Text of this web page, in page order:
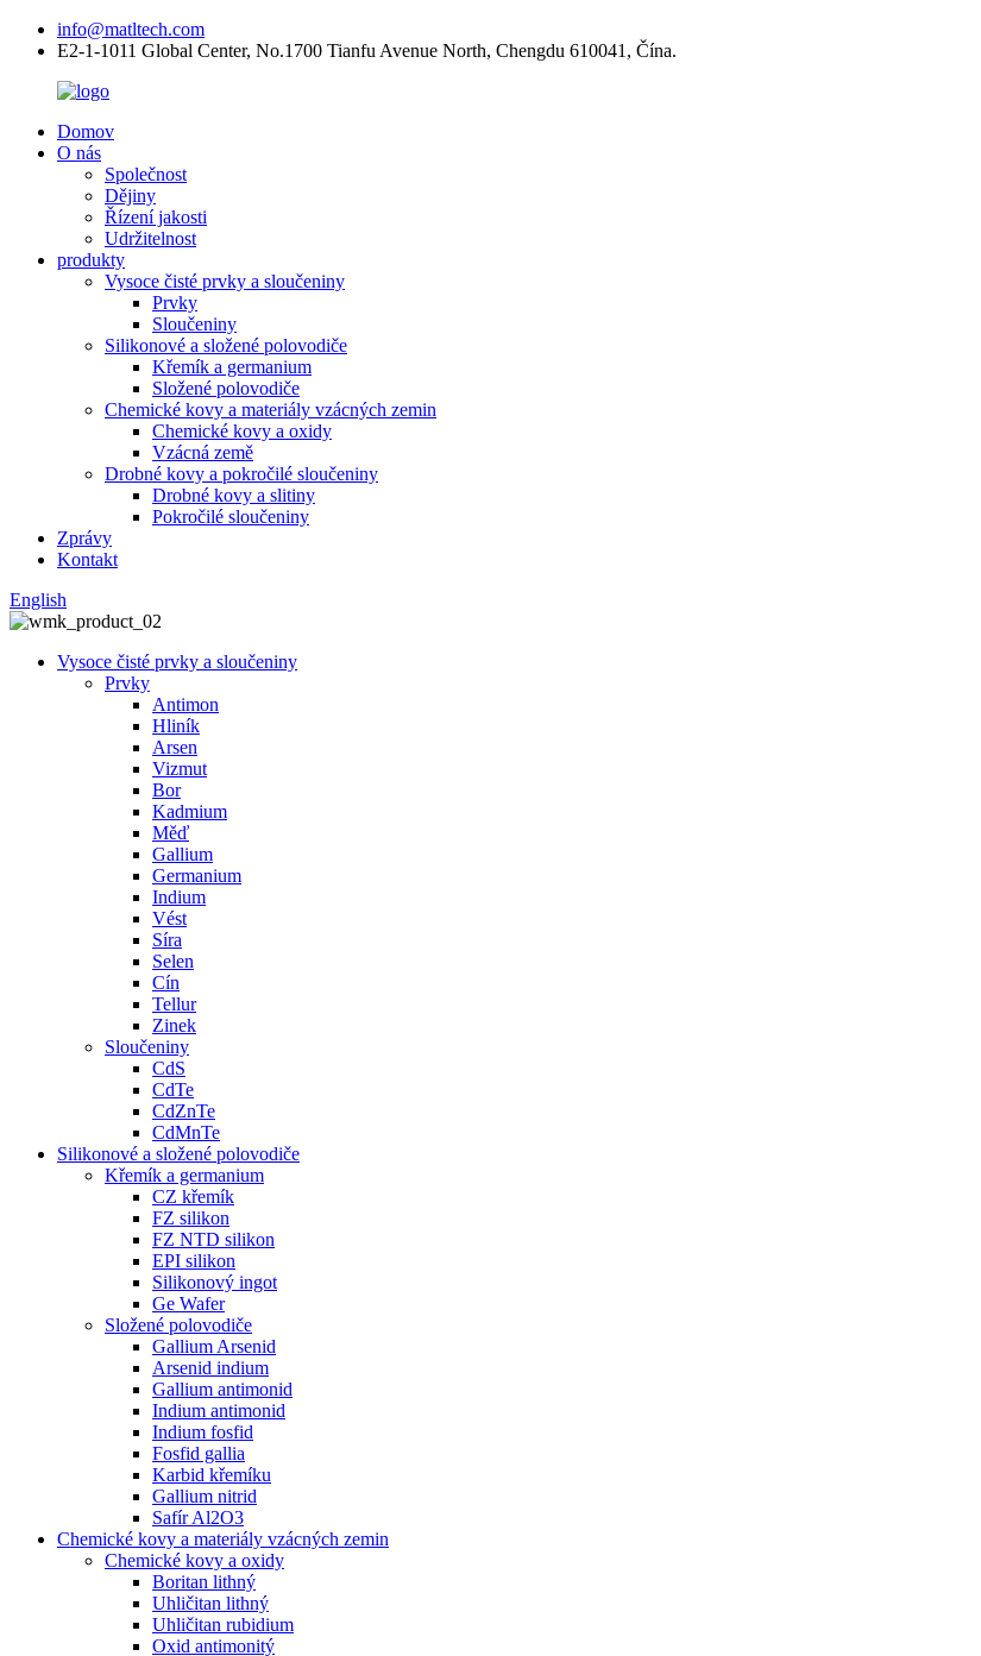
info@matltech.com
E2-1-1011 Global Center, No.1700 Tianfu Avenue North, Chengdu 610041, Čína.
Domov
O nás
Společnost
Dějiny
Řízení jakosti
Udržitelnost
produkty
Vysoce čisté prvky a sloučeniny
Prvky
Sloučeniny
Silikonové a složené polovodiče
Křemík a germanium
Složené polovodiče
Chemické kovy a materiály vzácných zemin
Chemické kovy a oxidy
Vzácná země
Drobné kovy a pokročilé sloučeniny
Drobné kovy a slitiny
Pokročilé sloučeniny
Zprávy
Kontakt
English
Vysoce čisté prvky a sloučeniny
Prvky
Antimon
Hliník
Arsen
Vizmut
Bor
Kadmium
Měď
Gallium
Germanium
Indium
Vést
Síra
Selen
Cín
Tellur
Zinek
Sloučeniny
CdS
CdTe
CdZnTe
CdMnTe
Silikonové a složené polovodiče
Křemík a germanium
CZ křemík
FZ silikon
FZ NTD silikon
EPI silikon
Silikonový ingot
Ge Wafer
Složené polovodiče
Gallium Arsenid
Arsenid indium
Gallium antimonid
Indium antimonid
Indium fosfid
Fosfid gallia
Karbid křemíku
Gallium nitrid
Safír Al2O3
Chemické kovy a materiály vzácných zemin
Chemické kovy a oxidy
Boritan lithný
Uhličitan lithný
Uhličitan rubidium
Oxid antimonitý